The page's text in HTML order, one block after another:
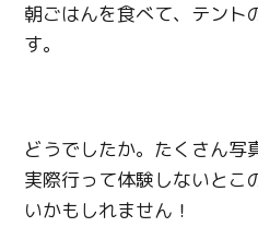
朝ごはんを食べて、テント
す。
どうでしたか。たくさん写
実際行って体験しないとこ
いかもしれません！